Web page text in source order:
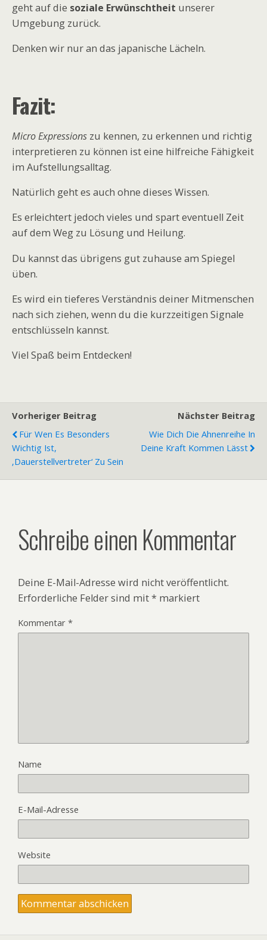
geht auf die soziale Erwünschtheit unserer
Umgebung zurück.
Denken wir nur an das japanische Lächeln.
Fazit:
Micro Expressions zu kennen, zu erkennen und richtig
interpretieren zu können ist eine hilfreiche Fähigkeit
im Aufstellungsalltag.
Natürlich geht es auch ohne dieses Wissen.
Es erleichtert jedoch vieles und spart eventuell Zeit
auf dem Weg zu Lösung und Heilung.
Du kannst das übrigens gut zuhause am Spiegel
üben.
Es wird ein tieferes Verständnis deiner Mitmenschen
nach sich ziehen, wenn du die kurzzeitigen Signale
entschlüsseln kannst.
Viel Spaß beim Entdecken!
Vorheriger Beitrag
Für Wen Es Besonders
Wichtig Ist,
‚Dauerstellvertreter‘ Zu Sein
Nächster Beitrag
Wie Dich Die Ahnenreihe In
Deine Kraft Kommen Lässt
Schreibe einen Kommentar
Deine E-Mail-Adresse wird nicht veröffentlicht.
Erforderliche Felder sind mit* markiert
Kommentar *
Name
E-Mail-Adresse
Website